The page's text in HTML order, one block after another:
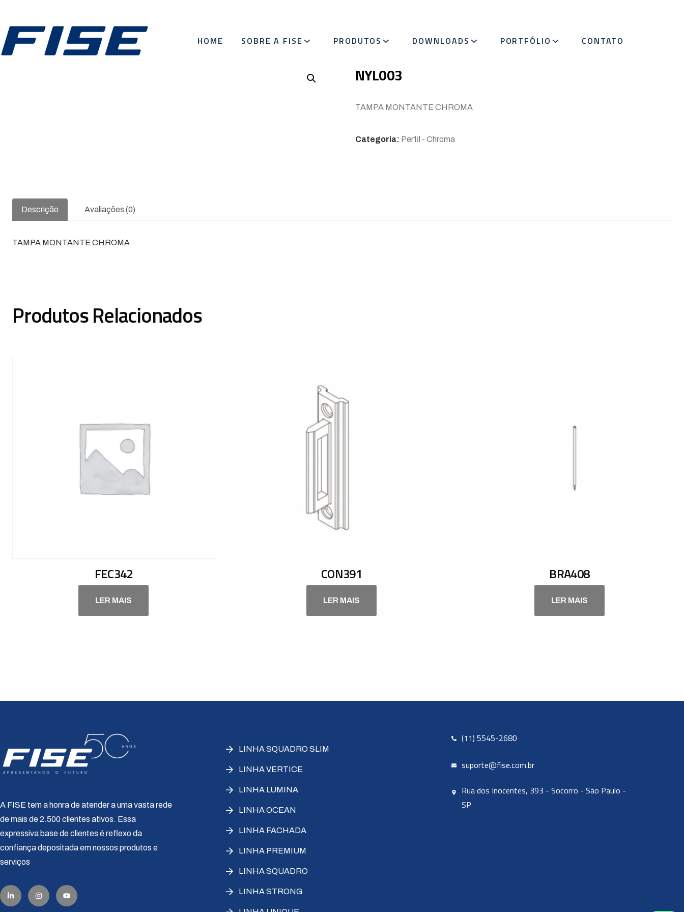
HOME SOBRE A FISE PRODUTOS DOWNLOADS PORTFÓLIO CONTATO
NYL003
TAMPA MONTANTE CHROMA
Categoria: Perfil - Chroma
Descrição Avaliações (0)
TAMPA MONTANTE CHROMA
Produtos Relacionados
FEC342
LER MAIS
CON391
LER MAIS
BRA408
LER MAIS
A FISE tem a honra de atender a uma vasta rede
de mais de 2.500 clientes ativos. Essa
expressiva base de clientes é reflexo da
confiança depositada em nossos produtos e
serviços
LINHA SQUADRO SLIM
LINHA VERTICE
LINHA LUMINA
LINHA OCEAN
LINHA FACHADA
LINHA PREMIUM
LINHA SQUADRO
LINHA STRONG
(11) 5545-2680
suporte@fise.com.br
Rua dos Inocentes, 393 - Socorro - São Paulo -
SP